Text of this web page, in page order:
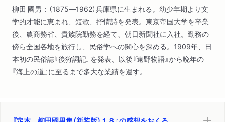
柳田 國男：（1875―1962）兵庫県に生まれる。幼少年期より文
学的才能に恵まれ、短歌、抒情詩を発表。東京帝国大学を卒業
後、農商務省、貴族院勤務を経て、朝日新聞社に入社。勤務の
傍ら全国各地を旅行し、民俗学への関心を深める。1909年、日
本初の民俗誌『後狩詞記』を発表、以後『遠野物語』から晩年の
『海上の道』に至るまで多大な業績を遺す。